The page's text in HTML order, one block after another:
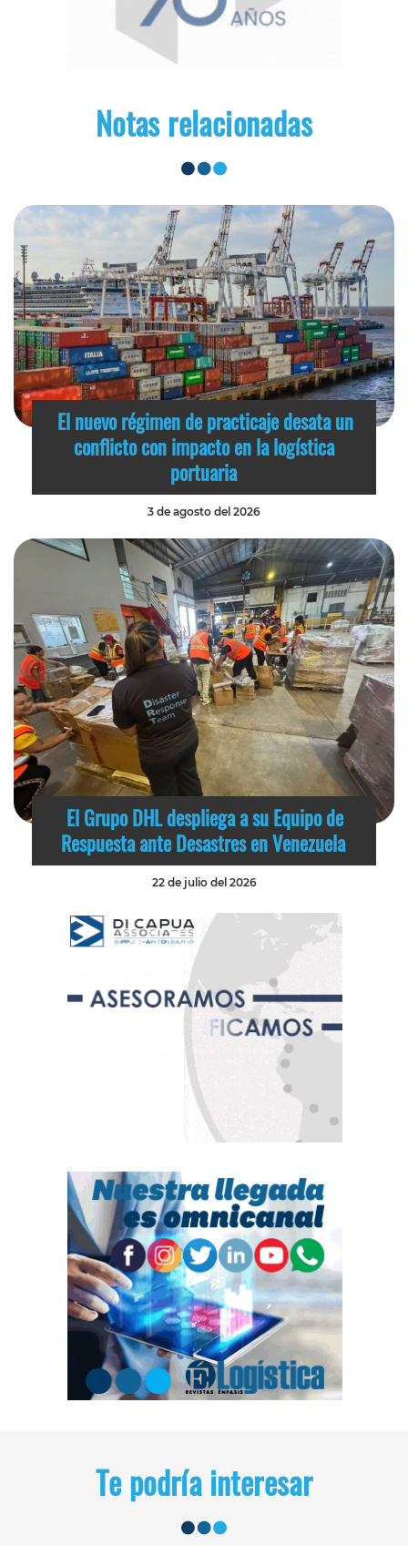
Notas relacionadas
El nuevo régimen de practicaje desata un
conflicto con impacto en la logística
portuaria
3 de agosto del 2026
El Grupo DHL despliega a su Equipo de
Respuesta ante Desastres en Venezuela
22 de julio del 2026
Te podría interesar